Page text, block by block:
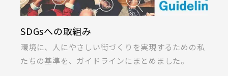
都営大江戸線
東葉高速鉄道
守谷市(0) 松戸市(4)
野田市(1)
柏市(3)
流山市(4)
現するための私
めました。
KIRINOKA(キリノカ)
桐製品の開発と制作に力を注ぐ「厚川産
ラス」の共同開発による無垢桐材の壁パ